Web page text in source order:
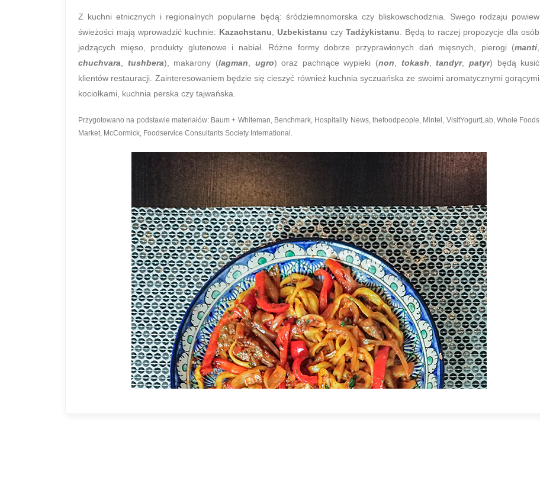
Z kuchni etnicznych i regionalnych popularne będą: śródziemnomorska czy bliskowschodznia. Swego rodzaju powiew
świeżości mają wprowadzić kuchnie: Kazachstanu Uzbekistanu czyTadżykistanu . Będą to raczej propozycje dla osób
jedzących mięso, produkty glutenowe i nabiał. Różne formy dobrze przyprawionych dań mięsnych, pierogi (manti
chuchvara
tushbera), makarony (lagman ugro) oraz pachnące wypieki (non tokash ,tandyr, patyr) będą kusić
klientów restauracji. Zainteresowaniem będzie się cieszyć również kuchnia syczuańska ze swoimi aromatycznymi gorącymi
kociołkami, kuchnia perska czy tajwańska.
Przygotowano na podstawie materiałów: Baum + Whiteman, Benchmark, Hospitality News, thefoodpeople, Mintel, VisitYogurtLab, Whole Foods
Market, McCormick, Foodservice Consultants Society International.